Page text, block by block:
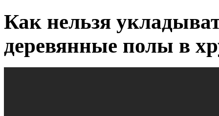
Как нельзя
деревянные полы в